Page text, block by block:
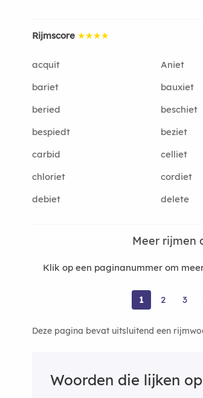
Rijmscore ★★★★
acquit Aniet
bariet
bauxiet
beried
beschiet
bespiedt
beziet
carbid
celliet
chloriet
cordiet
debiet
delete
Meer rijmen
Klik op een paginanummer om
1 2 3
Deze pagina bevat uitsluitend een
Woorden die lijken op